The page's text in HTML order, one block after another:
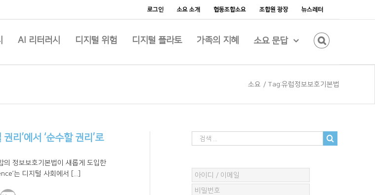
로그인 소요 소개 협동조합소요 조합원 광장 뉴스레터
AI 리터러시 디지털 위험 디지털 플라토 가족의 지혜 소요 문답
소요 / Tag:유럽정보보호기본법
리’에서 ‘순수할 권리’로
의 정보보호기본법이 새롭게 도입한
는 디지털 사회에서 [...]